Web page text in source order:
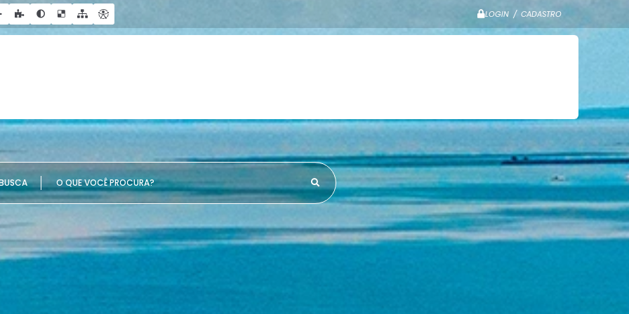
LOGIN / CADASTRO
VOCÊ PROCURA?